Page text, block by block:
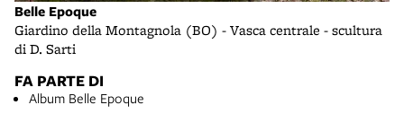
Belle Epoque
Giardino della Montagnola (BO) - Vasca centrale - scultura
di D. Sarti
FA PARTE DI
Album Belle Epoque